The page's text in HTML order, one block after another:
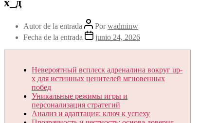
Autor de la entrada Porwadminw
Fecha de la entrada
junio 24, 2026
Невероятный всплеск адреналина вокруг up-
x для истинных ценителей мгновенных
побед
Уникальные режимы игры и
персонализация стратегий
Анализ и адаптация: ключ к успеху